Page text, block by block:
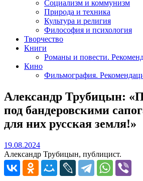
Социализм и коммунизм
Природа и техника
Культура и религия
Философия и психология
Творчество
Книги
Романы и повести.
Кино
Фильмография.
Александр Трубицын:
под бандеровскими
для них русская земля!»
19.08.202419.08.2024
Александр Трубицын, публицист.